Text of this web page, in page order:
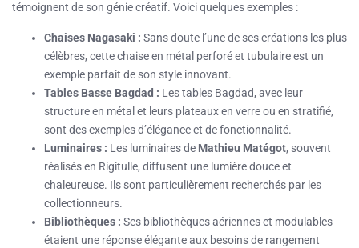
témoignent de son génie créatif. Voici quelques exemples :
Chaises Nagasaki : Sans doute l’une de ses créations les plus
célèbres, cette chaise en métal perforé et tubulaire est un
exemple parfait de son style innovant.
Tables Basse Bagdad : Les tables Bagdad, avec leur
structure en métal et leurs plateaux en verre ou en stratifié,
sont des exemples d’élégance et de fonctionnalité.
Luminaires : Les luminaires de Mathieu Matégot, souvent
réalisés en Rigitulle, diffusent une lumière douce et
chaleureuse. Ils sont particulièrement recherchés par les
collectionneurs.
Bibliothèques : Ses bibliothèques aériennes et modulables
étaient une réponse élégante aux besoins de rangement